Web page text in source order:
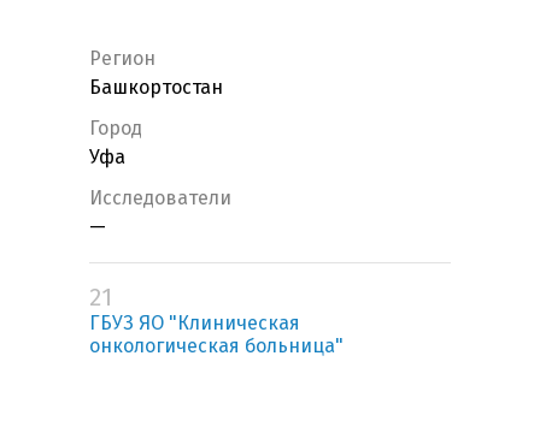
Регион
Башкортостан
Город
Уфа
Исследователи
—
21
ГБУЗ ЯО "Клиническая
онкологическая больница"